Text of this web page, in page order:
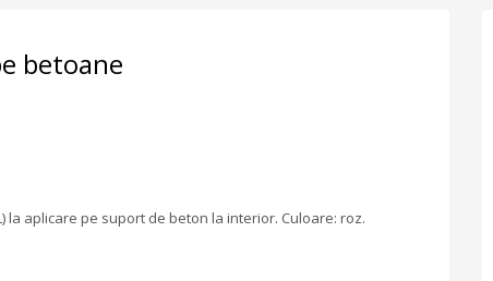
betoane
la aplicare pe suport de beton la interior. Culoare: roz.